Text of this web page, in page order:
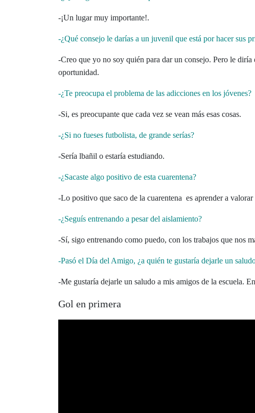
-¡Un lugar muy importante!.
-¿Qué consejo le darías a un juvenil que está por hacer sus
-Creo que yo no soy quién para dar un consejo. Pero le diría
oportunidad.
-¿Te preocupa el problema de las adicciones en los jóvenes?
-Si, es preocupante que cada vez se vean más esas cosas.
-¿Si no fueses futbolista, de grande serías?
-Sería lbañil o estaría estudiando.
-¿Sacaste algo positivo de esta cuarentena?
-Lo positivo que saco de la cuarentena es aprender a valorar
-¿Seguís entrenando a pesar del aislamiento?
-Sí, sigo entrenando como puedo, con los trabajos que nos
-Pasó el Día del Amigo, ¿a quién te gustaría dejarle un
-Me gustaría dejarle un saludo a mis amigos de la escuela.
Gol en primera